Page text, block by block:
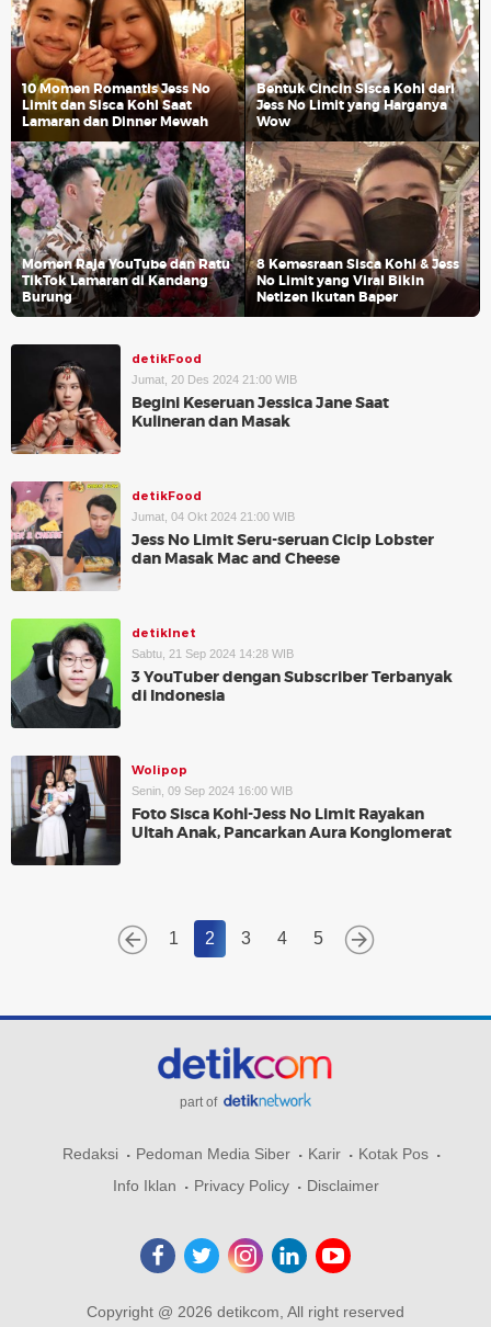
10 Momen Romantis Jess No
Limit dan Sisca Kohl Saat
Lamaran dan Dinner Mewah
Bentuk Cincin Sisca Kohl dari
Jess No Limit yang Harganya
Wow
Momen Raja YouTube dan Ratu
TikTok Lamaran di Kandang
Burung
8 Kemesraan Sisca Kohl & Jess
No Limit yang Viral Bikin
Netizen Ikutan Baper
detikFood
Jumat, 20 Des 2024 21:00 WIB
Begini Keseruan Jessica Jane Saat
Kulineran dan Masak
detikFood
Jumat, 04 Okt 2024 21:00 WIB
Jess No Limit Seru-seruan Cicip Lobster
dan Masak Mac and Cheese
detikInet
Sabtu, 21 Sep 2024 14:28 WIB
3 YouTuber dengan Subscriber Terbanyak
di Indonesia
Wolipop
Senin, 09 Sep 2024 16:00 WIB
Foto Sisca Kohl-Jess No Limit Rayakan
Ultah Anak, Pancarkan Aura Konglomerat
1 2 3 4 5
part of
Redaksi Pedoman Media Siber Karir
Kotak Pos
Info Iklan
Privacy Policy Disclaimer
Copyright @ 2026 detikcom, All right reserved